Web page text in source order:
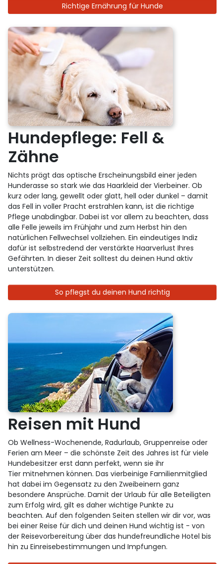
Richtige Ernährung für Hunde
Hundepflege: Fell &
Zähne
Nichts prägt das optische Erscheinungsbild einer jeden
Hunderasse so stark wie das Haarkleid der Vierbeiner. Ob
kurz oder lang, gewellt oder glatt, hell oder dunkel – damit
das Fell in voller Pracht erstrahlen kann, ist die richtige
Pflege unabdingbar. Dabei ist vor allem zu beachten, dass
alle Felle jeweils im Frühjahr und zum Herbst hin den
natürlichen Fellwechsel vollziehen. Ein eindeutiges Indiz
dafür ist selbstredend der verstärkte Haarverlust Ihres
Gefährten. In dieser Zeit solltest du deinen Hund aktiv
unterstützen.
So pflegst du deinen Hund richtig
Reisen mit Hund
Ob Wellness-Wochenende, Radurlaub, Gruppenreise oder
Ferien am Meer – die schönste Zeit des Jahres ist für viele
Hundebesitzer erst dann perfekt, wenn sie ihr
Tier mitnehmen können. Das vierbeinige Familienmitglied
hat dabei im Gegensatz zu den Zweibeinern ganz
besondere Ansprüche. Damit der Urlaub für alle Beteiligten
zum Erfolg wird, gilt es daher wichtige Punkte zu
beachten. Auf den folgenden Seiten stellen wir dir vor, was
bei einer Reise für dich und deinen Hund wichtig ist - von
der Reisevorbereitung über das hundefreundliche Hotel bis
hin zu Einreisebestimmungen und Impfungen.